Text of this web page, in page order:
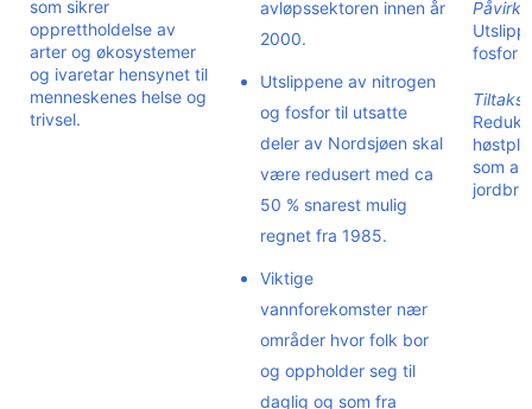
som sikrer
opprettholdelse av
arter og økosystemer
og ivaretar hensynet til
menneskenes helse og
trivsel.
avløpssektoren innen år
2000.
Utslippene av nitrogen
og fosfor til utsatte
deler av Nordsjøen skal
være redusert med ca
50 % snarest mulig
regnet fra 1985.
Viktige
vannforekomster nær
områder hvor folk bor
og oppholder seg til
daglig og som fra
fosfor
som